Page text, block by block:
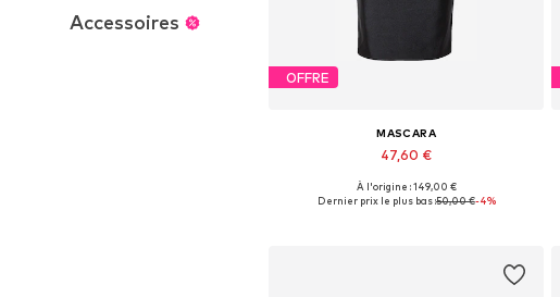
Accessoires
OFFRE
MASCARA
47,60 €
Tailles disponibles: 34, 36, 38, 42
À l'origine : 149,00 €
Dernier prix le plus bas :50,00 €-4%